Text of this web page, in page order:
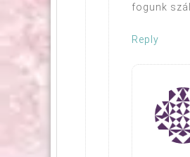
fogunk
Reply